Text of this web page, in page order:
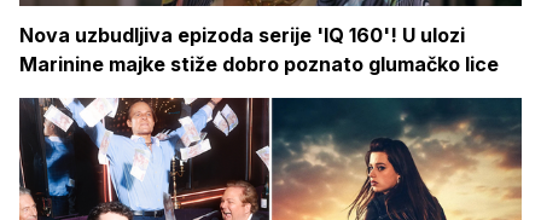
Nova uzbudljiva epizoda serije 'IQ 160'! U ulozi
Marinine majke stiže dobro poznato glumačko lice